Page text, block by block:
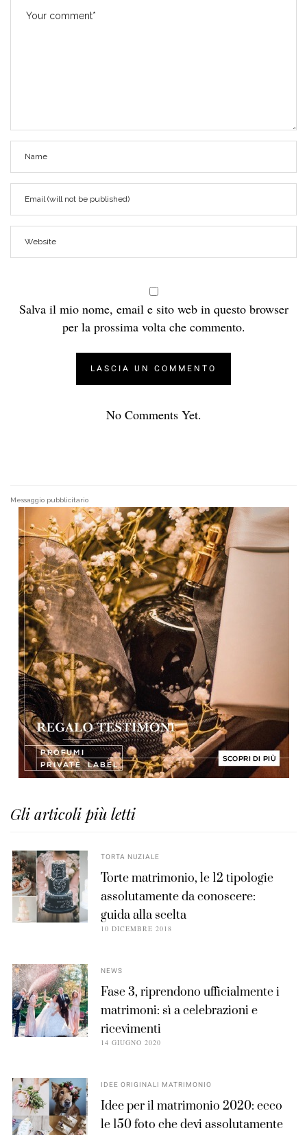
Salva il mio nome, email e sito web in questo browser
per la prossima volta che commento.
No Comments Yet.
Messaggio pubblicitario
Gli articoli più letti
TORTA NUZIALE
Torte matrimonio, le 12 tipologie
assolutamente da conoscere:
guida alla scelta
10 DICEMBRE 2018
NEWS
Fase 3, riprendono ufficialmente i
matrimoni: sì a celebrazioni e
ricevimenti
14 GIUGNO 2020
IDEE ORIGINALI MATRIMONIO
Idee per il matrimonio 2020: ecco
le 150 foto che devi assolutamente